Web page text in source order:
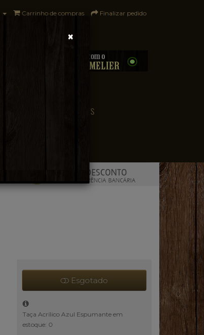
Carrinho de compras Finalizar pedido
PAÍSES
Esgotado
Taça Acrílico Azul Espumante em
estoque: 0
×